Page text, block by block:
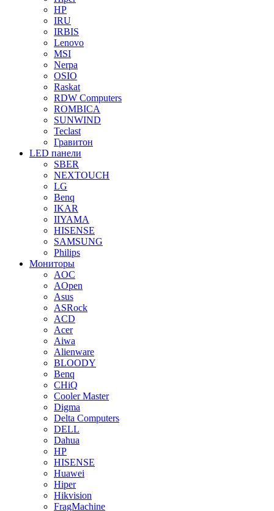
HP
IRU
IRBIS
Lenovo
MSI
Nerpa
OSIO
Raskat
RDW Computers
ROMBICA
SUNWIND
Teclast
Гравитон
LED панели
SBER
NEXTOUCH
LG
Benq
IKAR
IIYAMA
HISENSE
SAMSUNG
Philips
Мониторы
AOC
AOpen
Asus
ASRock
ACD
Acer
Aiwa
Alienware
BLOODY
Benq
CHiQ
Cooler Master
Digma
Delta Computers
DELL
Dahua
HP
HISENSE
Huawei
Hiper
Hikvision
FragMachine